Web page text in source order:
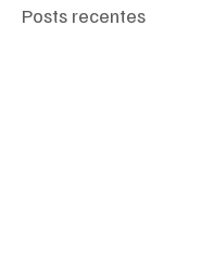
Posts recentes